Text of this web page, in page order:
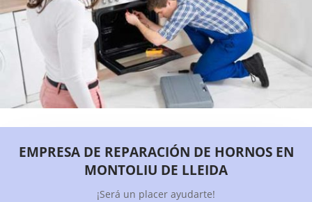
EMPRESA DE REPARACIÓN DE HORNOS EN
MONTOLIU DE LLEIDA
¡Será un placer ayudarte!